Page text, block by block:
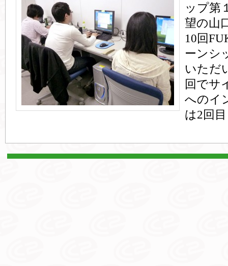
ップ第
望の山
10回
ーンシ
いただ
回でサ
へのイ
は2回